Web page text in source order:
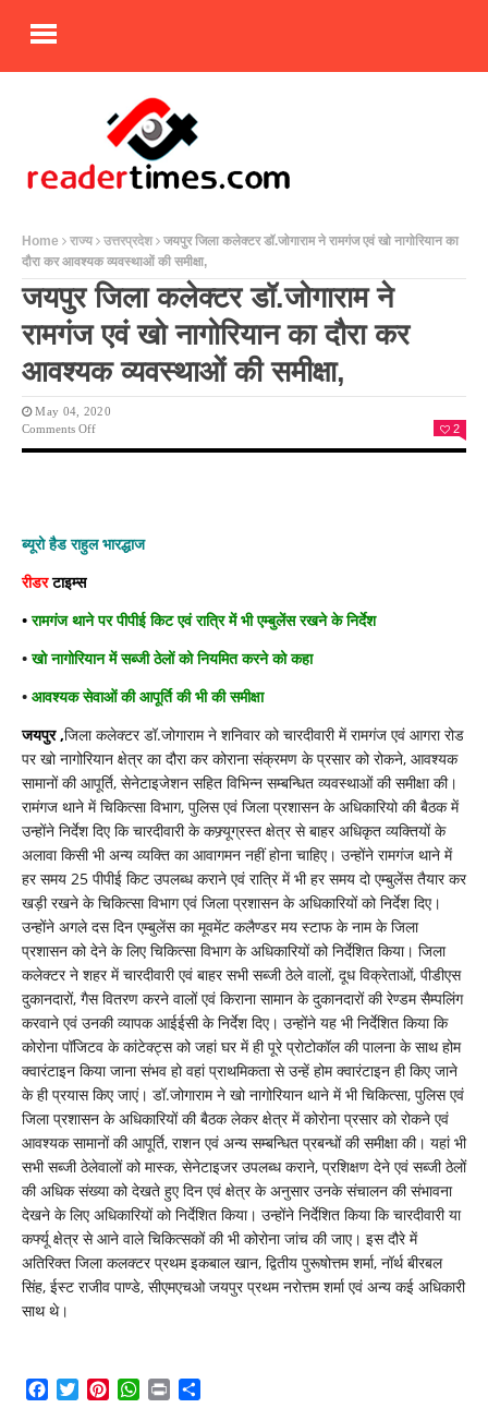
Home राज्य उत्तरप्रदेश
जयपुर जिला कलेक्टर डॉ.जोगाराम ने रामगंज एवं खो नागोरियान का
दौरा कर आवश्यक व्यवस्थाओं की समीक्षा,
जयपुर जिला कलेक्टर डॉ.जोगाराम ने
रामगंज एवं खो नागोरियान का दौरा कर
आवश्यक व्यवस्थाओं की समीक्षा,
May 04, 2020
Comments OffOn
एवं
दौरा
आवश्यक
की
समीक्षा,
2
ब्यूरो हैड राहुल भारद्धाज
रीडर टाइम्स
• रामगंज थाने पर पीपीई किट एवं रात्रि में भी एम्बुलेंस रखने के निर्देश
•खो नागोरियान में सब्जी ठेलों को नियमित करने को कहा
• आवश्यक सेवाओं की आपूर्ति की भी की समीक्षा
जयपुर ,जिला कलेक्टर डॉ.जोगाराम ने शनिवार को चारदीवारी में रामगंज एवं आगरा रोड
पर खो नागोरियान क्षेत्र का दौरा कर कोराना संक्रमण के प्रसार को रोकने, आवश्यक
सामानों की आपूर्ति, सेनेटाइजेशन सहित विभिन्न सम्बन्धित व्यवस्थाओं की समीक्षा की।
रामंगज थाने में चिकित्सा विभाग, पुलिस एवं जिला प्रशासन के अधिकारियो की बैठक में
उन्होंने निर्देश दिए कि चारदीवारी के कफ्र्यूग्रस्त क्षेत्र से बाहर अधिकृत व्यक्तियों के
अलावा किसी भी अन्य व्यक्ति का आवागमन नहीं होना चाहिए। उन्होंने रामगंज थाने में
हर समय 25 पीपीई किट उपलब्ध कराने एवं रात्रि में भी हर समय दो एम्बुलेंस तैयार कर
खड़ी रखने के चिकित्सा विभाग एवं जिला प्रशासन के अधिकारियों को निर्देश दिए।
उन्होंने अगले दस दिन एम्बुलेंस का मूवमेंट कलैण्डर मय स्टाफ के नाम के जिला
प्रशासन को देने के लिए चिकित्सा विभाग के अधिकारियों को निर्देशित किया। जिला
कलेक्टर ने शहर में चारदीवारी एवं बाहर सभी सब्जी ठेले वालों, दूध विक्रेताओं, पीडीएस
दुकानदारों, गैस वितरण करने वालों एवं किराना सामान के दुकानदारों की रेण्डम सैम्पलिंग
करवाने एवं उनकी व्यापक आईईसी के निर्देश दिए। उन्होंने यह भी निर्देशित किया कि
कोरोना पॉजिटव के कांटेक्ट्स को जहां घर में ही पूरे प्रोटोकॉल की पालना के साथ होम
क्वारंटाइन किया जाना संभव हो वहां प्राथमिकता से उन्हें होम क्वारंटाइन ही किए जाने
के ही प्रयास किए जाएं। डॉ.जोगाराम ने खो नागोरियान थाने में भी चिकित्सा, पुलिस एवं
जिला प्रशासन के अधिकारियों की बैठक लेकर क्षेत्र में कोरोना प्रसार को रोकने एवं
आवश्यक सामानों की आपूर्ति, राशन एवं अन्य सम्बन्धित प्रबन्धों की समीक्षा की। यहां भी
सभी सब्जी ठेलेवालों को मास्क, सेनेटाइजर उपलब्ध कराने, प्रशिक्षण देने एवं सब्जी ठेलों
की अधिक संख्या को देखते हुए दिन एवं क्षेत्र के अनुसार उनके संचालन की संभावना
देखने के लिए अधिकारियों को निर्देशित किया। उन्होंने निर्देशित किया कि चारदीवारी या
कर्फ्यू क्षेत्र से आने वाले चिकित्सकों की भी कोरोना जांच की जाए। इस दौरे में
अतिरिक्त जिला कलक्टर प्रथम इकबाल खान, द्वितीय पुरूषोत्तम शर्मा, नॉर्थ बीरबल
सिंह, ईस्ट राजीव पाण्डे, सीएमएचओ जयपुर प्रथम नरोत्तम शर्मा एवं अन्य कई अधिकारी
साथ थे।
Facebook
TwitterPinterestWhatsApp
Print